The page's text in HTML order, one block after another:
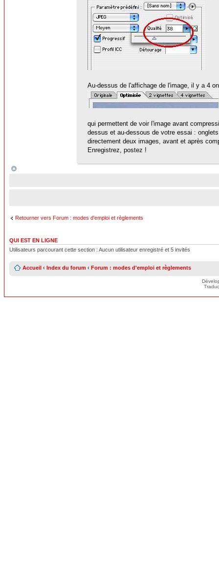
Au-dessus de l'affichage de l'image, il y a 4
qui permettent de voir l'image avant
dessus et au-dessous de votre essai :
directement deux images, avant et après
Enregistrez, postez !
Retourner vers Forum : modes d'emploi et règlements
QUI EST EN LIGNE
Utilisateurs parcourant cette section : Aucun utilisateur enregistré et 5 invités
Accueil ‹ Index du forum ‹ Forum : modes d'emploi et règlements